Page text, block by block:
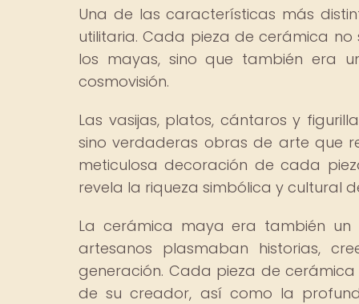
Una de las características más
utilitaria. Cada pieza de cerámica
los mayas, sino que también era
cosmovisión.
Las vasijas, platos, cántaros y
sino verdaderas obras de arte que
meticulosa decoración de cada
revela la riqueza simbólica y cultural
La cerámica maya era también
artesanos plasmaban historias,
generación. Cada pieza de
de su creador, así como la